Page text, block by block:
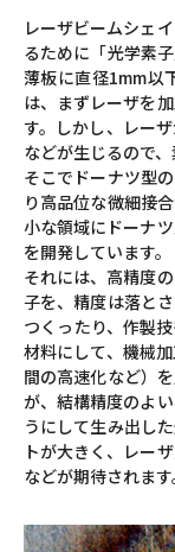
レーザビームシェ
るために「光学素
薄板に直径1mm以
は、まずレーザを
す。しかし、レー
などが生じるので
そこでドーナツ型
り高品位な微細接
小な領域にドーナ
を開発しています。
それには、高精度
子を、精度は落と
つくったり、作製
材料にして、機械
間の高速化など）
が、結構精度のよ
うにして生み出し
トが大きく、レー
などが期待されます